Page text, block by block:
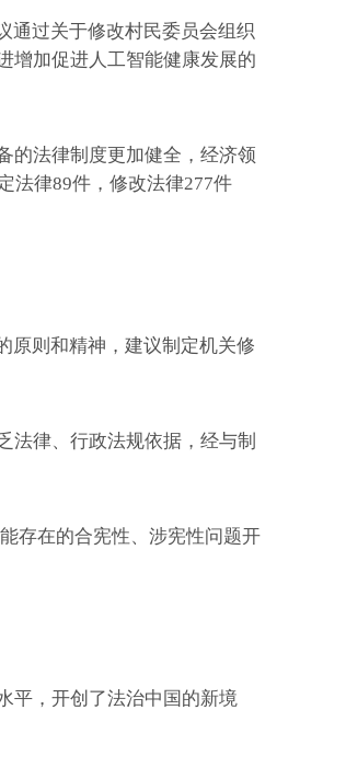
过关于修改村民委员会组织
增加促进人工智能健康发展的
法律制度更加健全，经济领
法律89件，修改法律277件
则和精神，建议制定机关修
律、行政法规依据，经与制
存在的合宪性、涉宪性问题开
平，开创了法治中国的新境